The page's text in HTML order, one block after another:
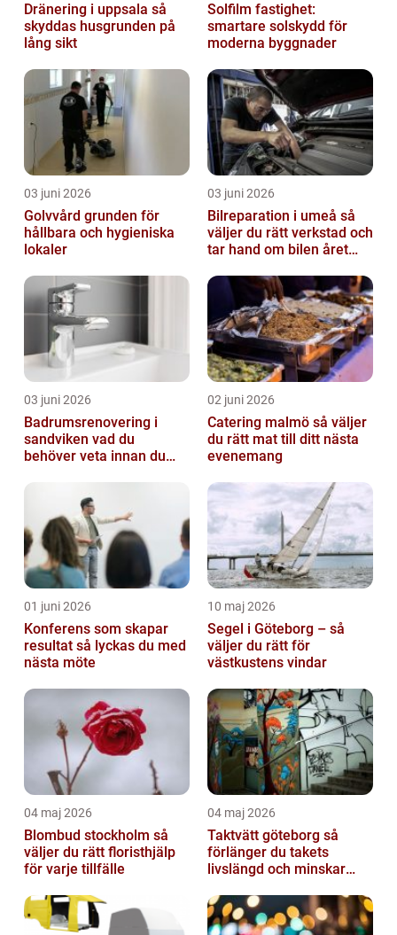
Dränering i uppsala så
skyddas husgrunden på
lång sikt
Solfilm fastighet:
smartare solskydd för
moderna byggnader
03 juni 2026
Golvvård grunden för
hållbara och hygieniska
lokaler
03 juni 2026
Bilreparation i umeå så
väljer du rätt verkstad och
tar hand om bilen året
03 juni 2026
Badrumsrenovering i
sandviken vad du
behöver veta innan du
02 juni 2026
Catering malmö så väljer
du rätt mat till ditt nästa
evenemang
01 juni 2026
Konferens som skapar
resultat så lyckas du med
nästa möte
10 maj 2026
Segel i Göteborg – så
väljer du rätt för
västkustens vindar
04 maj 2026
Blombud stockholm så
väljer du rätt floristhjälp
för varje tillfälle
04 maj 2026
Taktvätt göteborg så
förlänger du takets
livslängd och minskar